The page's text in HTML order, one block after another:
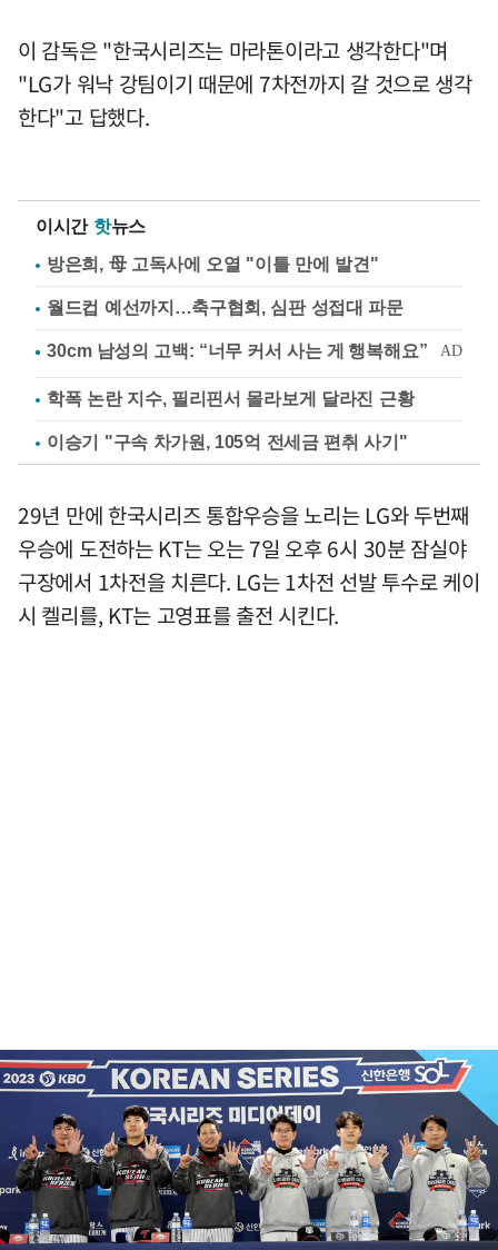
이 감독은 "한국시리즈는 마라톤이라고 생각한다"며
"LG가 워낙 강팀이기 때문에 7차전까지 갈 것으로 생각
한다"고 답했다.
이시간 핫뉴스
방은희, 母 고독사에 오열 "이틀 만에 발견"
월드컵 예선까지…축구협회, 심판 성접대 파문
학폭 논란 지수, 필리핀서 몰라보게 달라진 근황
이승기 "구속 차가원, 105억 전세금 편취 사기"
29년 만에 한국시리즈 통합우승을 노리는 LG와 두번째
우승에 도전하는 KT는 오는 7일 오후 6시 30분 잠실야
구장에서 1차전을 치른다. LG는 1차전 선발 투수로 케이
시 켈리를, KT는 고영표를 출전 시킨다.